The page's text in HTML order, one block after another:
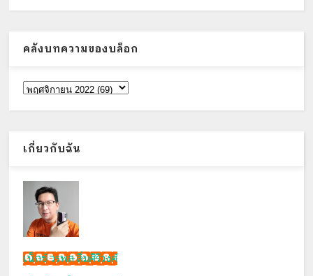
คลังบทความของบล็อก
เกี่ยวกับฉัน
เน็กซ์ วรพล ลิ่มศิริวงศ์